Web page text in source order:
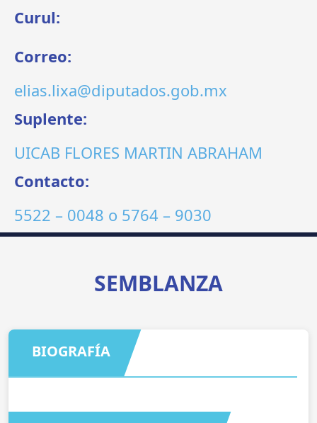
Curul:
Correo:
elias.lixa@diputados.gob.mx
Suplente:
UICAB FLORES MARTIN ABRAHAM
Contacto:
5522 – 0048 o 5764 – 9030
SEMBLANZA
BIOGRAFÍA